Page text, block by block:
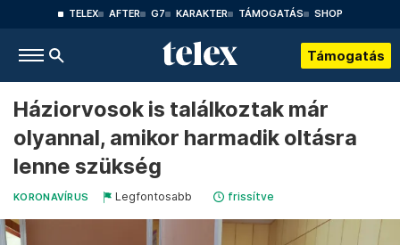
TELEX AFTER G7 KARAKTER TÁMOGATÁS SHOP
Támogatás
Háziorvosok is találkoztak már
olyannal, amikor harmadik oltásra
lenne szükség
KORONAVÍRUS Legfontosabb frissítve